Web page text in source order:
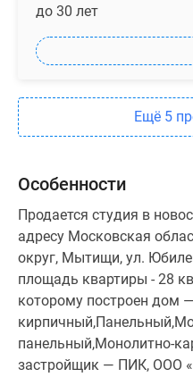
до 30 лет
Ещё 5
Особенности
Продается студия в
адресу Московская
округ, Мытищи, ул.
площадь квартиры - 28
которому построен дом
панельный,Монолитно-
застройщик — ПИК, ООО